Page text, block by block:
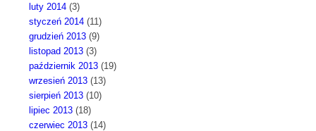
luty 2014(3)
styczeń 2014(11)
grudzień 2013(9)
listopad 2013(3)
październik 2013(19)
wrzesień 2013(13)
sierpień 2013(10)
lipiec 2013(18)
czerwiec 2013(14)